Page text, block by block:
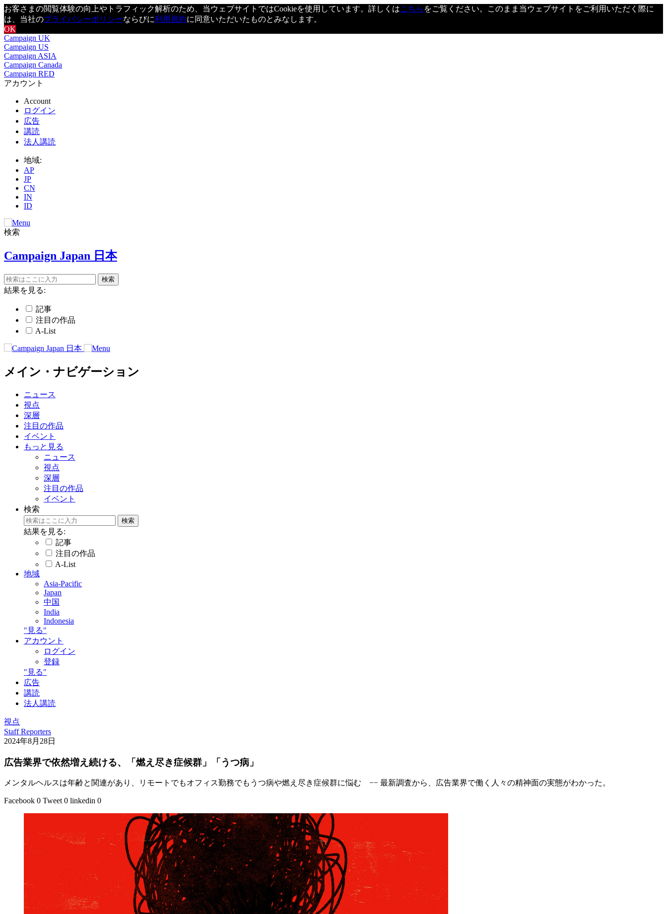
お客さまの閲覧体験の向上やトラフィック解析のため、当ウェブサイトではCookieを使用しています。詳しくはこちら をご覧ください。このまま当ウェブサイトをご利用いただく際に
は、当社のプライバシーポリシーならびに利用規約に同意いただいたものとみなします。
OK
Campaign UK
Campaign US
Campaign ASIA
Campaign Canada
Campaign RED
アカウント
Account
ログイン
広告
講読
法人講読
地域:
AP
JP
CN
IN
ID
検索
Campaign Japan 日本
結果を見る:
記事
注目の作品
A-List
メイン・ナビゲーション
ニュース
視点
深層
注目の作品
イベント
もっと見る
ニュース
視点
深層
注目の作品
イベント
検索
結果を見る:
記事
注目の作品
A-List
地域
Asia-Pacific
Japan
中国
India
Indonesia
"見る"
アカウント
ログイン
登録
"見る"
広告
講読
法人講読
視点
Staff Reporters
2024年8月28日
広告業界で依然増え続ける、「燃え尽き症候群」「うつ病」
メンタルヘルスは年齢と関連があり、リモートでもオフィス勤務でもうつ病や燃え尽き症候群に悩む −− 最新調査から、広告業界で働く人々の精神面の実態がわかった。
Facebook 0 Tweet 0 linkedin 0